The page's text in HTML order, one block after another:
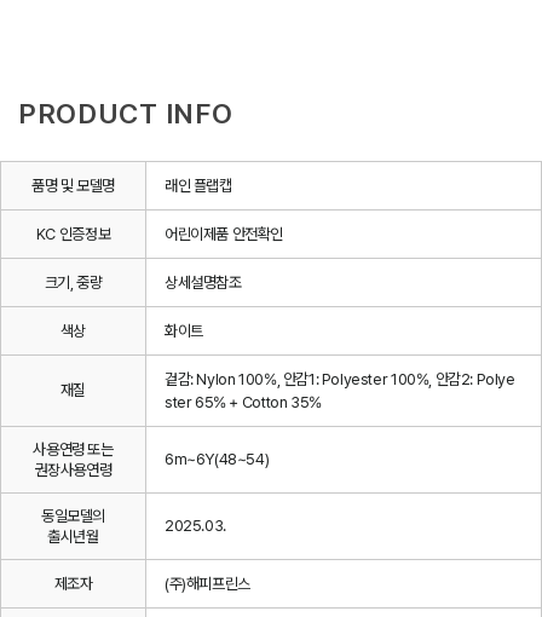
PRODUCT INFO
품명 및 모델명 래인 플랩캡
KC 인증정보 어린이제품 안전확인
크기, 중량 상세설명참조
색상 화이트
재질
겉감: Nylon 100%, 안감1: Polyester 100%, 안감2: Polye
ster 65% + Cotton 35%
사용연령 또는
권장사용연령
6m~6Y(48~54)
동일모델의
출시년월
2025.03.
제조자 (주)해피프린스